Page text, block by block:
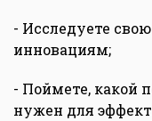
- Исследуете
инновациям;
- Поймете, какой
нужен для